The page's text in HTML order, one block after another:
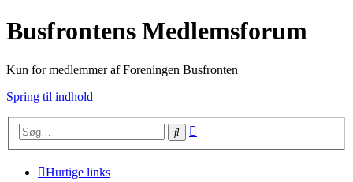
Busfrontens Medlemsforum
Kun for medlemmer af Foreningen Busfronten
Spring til indhold
Søg
Hurtige links